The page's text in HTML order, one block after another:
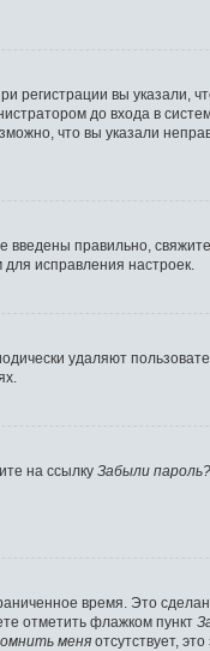
регистрации вы указали,
до входа в
что вы указали
правильно,
исправления настроек.
удаляют
на ссылку Забыли пароль?
время. Это
отметить флажком пункт
меня отсутствует,